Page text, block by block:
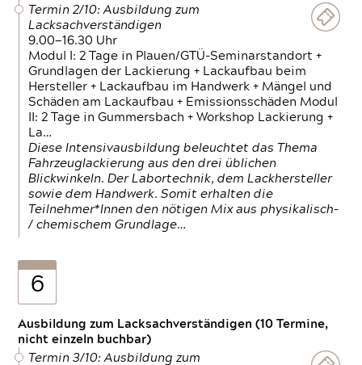
Termin 2/10: Ausbildung zum
Lacksachverständigen
9.00—16.30 Uhr
Modul I: 2 Tage in Plauen/GTÜ-Seminarstandort +
Grundlagen der Lackierung + Lackaufbau beim
Hersteller + Lackaufbau im Handwerk + Mängel und
Schäden am Lackaufbau + Emissionsschäden Modul
II: 2 Tage in Gummersbach + Workshop Lackierung +
La…
Diese Intensivausbildung beleuchtet das Thema
Fahrzeuglackierung aus den drei üblichen
Blickwinkeln. Der Labortechnik, dem Lackhersteller
sowie dem Handwerk. Somit erhalten die
Teilnehmer*Innen den nötigen Mix aus physikalisch-
/ chemischem Grundlage…
6
Ausbildung zum Lacksachverständigen (10 Termine,
nicht einzeln buchbar)
Termin 3/10: Ausbildung zum